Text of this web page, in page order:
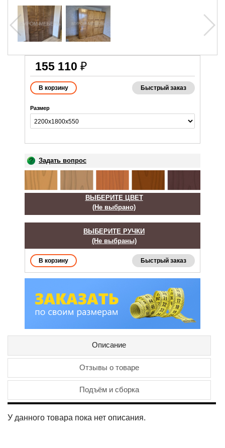
155 110 ₽
Быстрый заказ
Размер
Задать вопрос
ВЫБЕРИТЕ ЦВЕТ
(Не выбрано)
ВЫБЕРИТЕ РУЧКИ
(Не выбраны)
Быстрый заказ
Описание
Отзывы о товаре
Подъём и сборка
У данного товара пока нет описания.